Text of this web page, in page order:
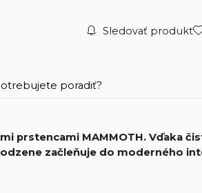
Sledovať produkt
poradiť?
prstencami MAMMOTH. Vďaka
začleňuje do moderného